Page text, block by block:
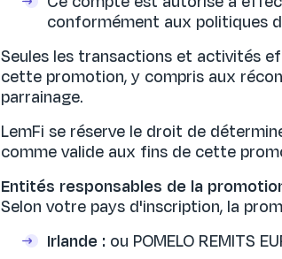
conformément aux politiques
Seules les transactions et activités
cette promotion, y compris aux
parrainage.
LemFi se réserve le droit de
comme valide aux fins de cette
Entités responsables de la
Selon votre pays d'inscription, la
Irlande : ou POMELO REMITS